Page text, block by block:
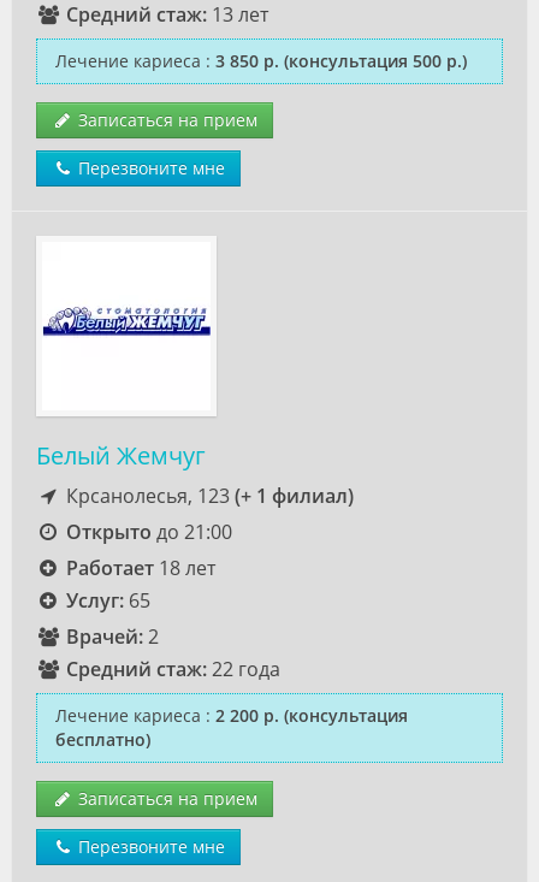
Средний стаж:13 лет
Лечение кариеса : 3 850 р. (консультация 500 р.)
Записаться на прием
Перезвоните мне
Белый Жемчуг
Крсанолесья, 123(+ 1 филиал)
Открыто до 21:00
Работает18 лет
Услуг:65
Врачей:2
Средний стаж:22 года
Лечение кариеса : 2 200 р. (консультация
бесплатно)
Записаться на прием
Перезвоните мне